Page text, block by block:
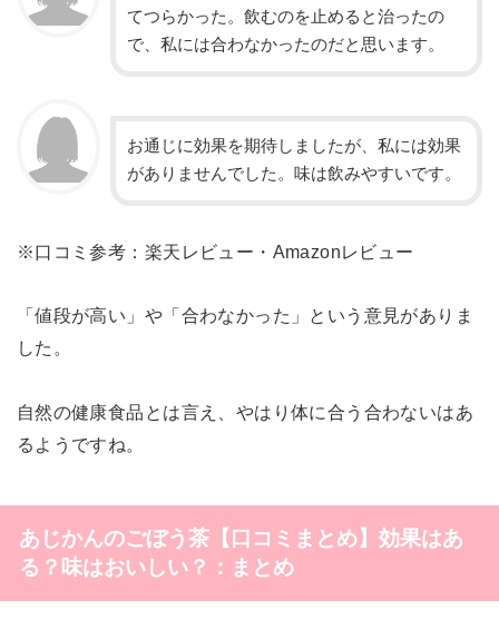
てつらかった。飲むのを止めると治ったの
で、私には合わなかったのだと思います。
お通じに効果を期待しましたが、私には効果
がありませんでした。味は飲みやすいです。
※口コミ参考：楽天レビュー・Amazonレビュー
「値段が高い」や「合わなかった」という意見がありま
した。
自然の健康食品とは言え、やはり体に合う合わないはあ
るようですね。
あじかんのごぼう茶【口コミまとめ】効果はあ
る？味はおいしい？：まとめ